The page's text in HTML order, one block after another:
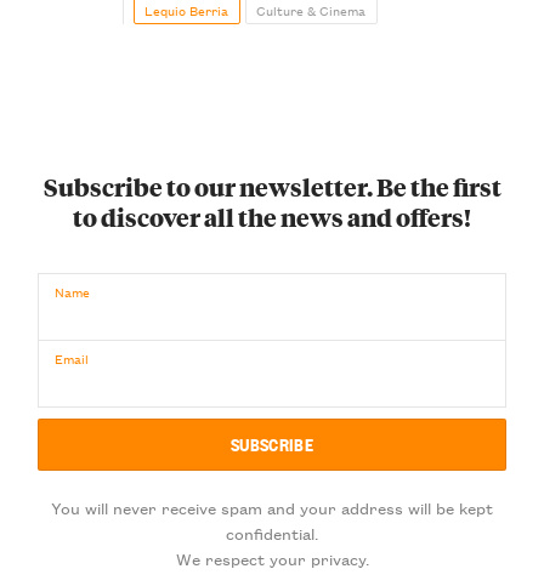
Lequio Berria Culture & Cinema
Subscribe to our newsletter. Be the first
to discover all the news and offers!
Name
Email
You will never receive spam and your address will be kept
confidential.
We respect your privacy.